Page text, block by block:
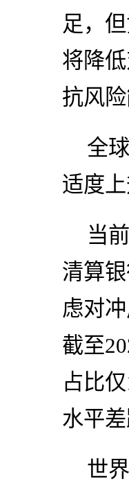
足，
将降
抗风
全
适度
当
清算
虑对
截至
占比
水平
世